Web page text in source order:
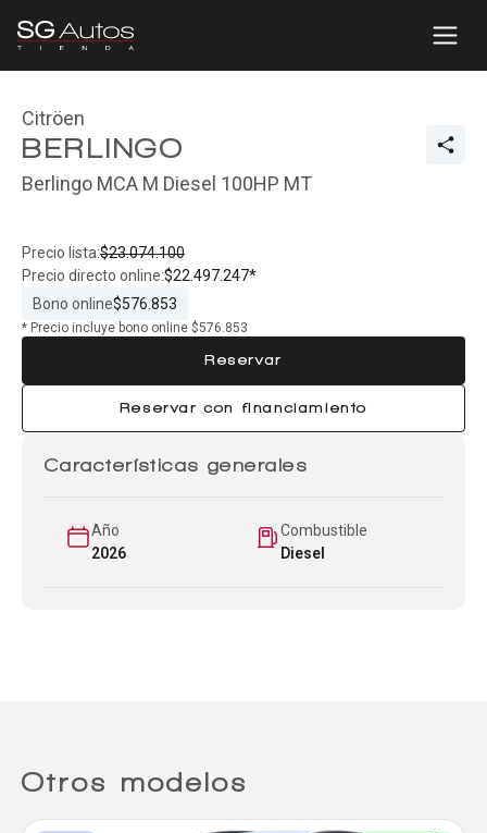
Citröen
BERLINGO
Berlingo MCA M Diesel 100HP MT
Precio lista:$23.074.100
Precio directo online:$22.497.247*
Bono online$576.853
* Precio incluye bono online $576.853
Reservar
Reservar con financiamiento
Características generales
Año
2026
Combustible
Diesel
Otros modelos